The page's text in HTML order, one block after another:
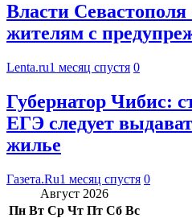
Власти Севастополя
жителям с
Lenta.ru1 месяц спустя 0
Губернатор Чибис:
ЕГЭ следует
жилье
Газета.Ru1 месяц спустя 0
Август 2026
Пн Вт Ср Чт Пт Сб Вс